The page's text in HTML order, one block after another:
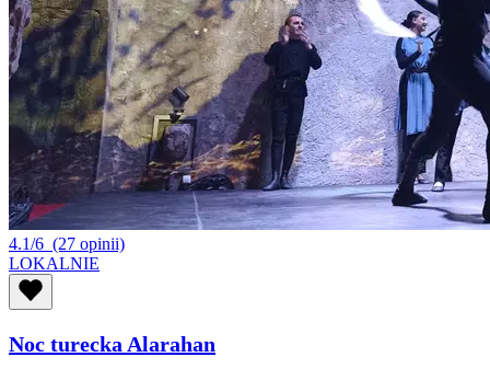
4.1/6 (27 opinii)
LOKALNIE
Noc turecka Alarahan